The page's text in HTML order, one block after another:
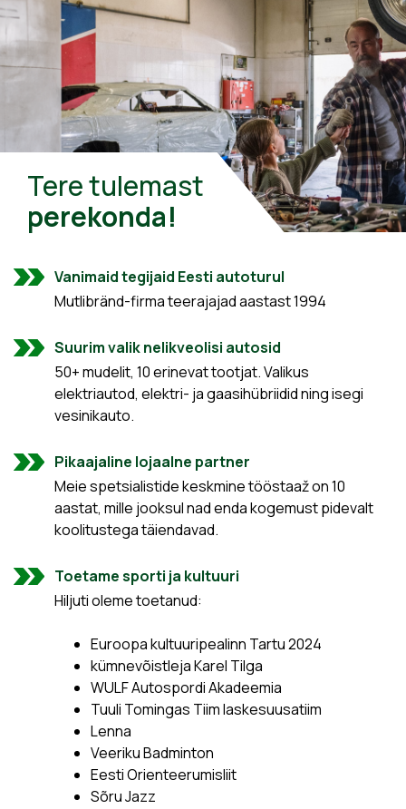
Tere tulemast
perekonda!
Vanimaid tegijaid Eesti autoturul
Mutlibränd-firma teerajajad aastast 1994
Suurim valik nelikveolisi autosid
50+ mudelit, 10 erinevat tootjat. Valikus
elektriautod, elektri- ja gaasihübriidid ning isegi
vesinikauto.
Pikaajaline lojaalne partner
Meie spetsialistide keskmine tööstaaž on 10
aastat, mille jooksul nad enda kogemust pidevalt
koolitustega täiendavad.
Toetame sporti ja kultuuri
Hiljuti oleme toetanud:
Euroopa kultuuripealinn Tartu 2024
kümnevõistleja Karel Tilga
WULF Autospordi Akadeemia
Tuuli Tomingas Tiim laskesuusatiim
Lenna
Veeriku Badminton
Eesti Orienteerumisliit
Sõru Jazz